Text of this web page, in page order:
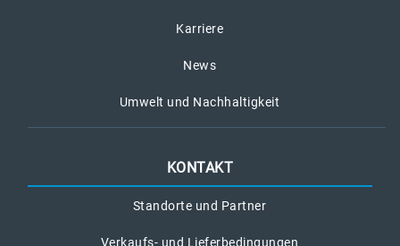
Karriere
News
Umwelt und Nachhaltigkeit
KONTAKT
Standorte und Partner
Verkaufs- und Lieferbedingungen